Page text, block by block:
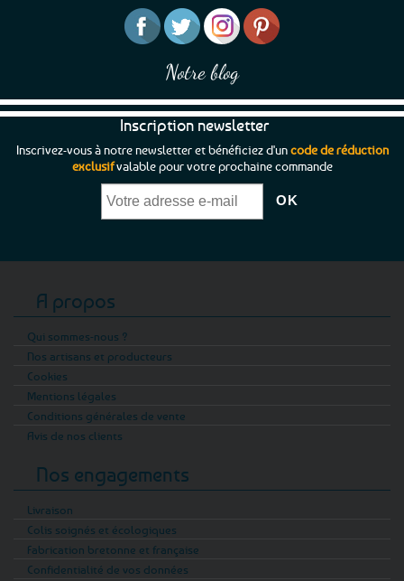
Notre blog
Inscription newsletter
Inscrivez-vous à notre newsletter et bénéficiez d'uncode de réduction
exclusifvalable pour votre prochaine commande
A propos
Qui sommes-nous ?
Nos artisans et producteurs
Cookies
Mentions légales
Conditions générales de vente
Avis de nos clients
Nos engagements
Livraison
Colis soignés et écologiques
Fabrication bretonne et française
Confidentialité de vos données